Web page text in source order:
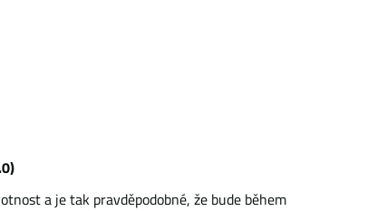
a je tak pravděpodobné, že bude během